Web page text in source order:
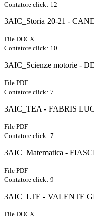
Contatore click: 12
3AIC_Storia 20-21 -
File DOCX
Contatore click: 10
3AIC_Scienze motorie -
File PDF
Contatore click: 7
3AIC_TEA - FABRIS
File PDF
Contatore click: 7
3AIC_Matematica -
File PDF
Contatore click: 9
3AIC_LTE - VALENTE
File DOCX